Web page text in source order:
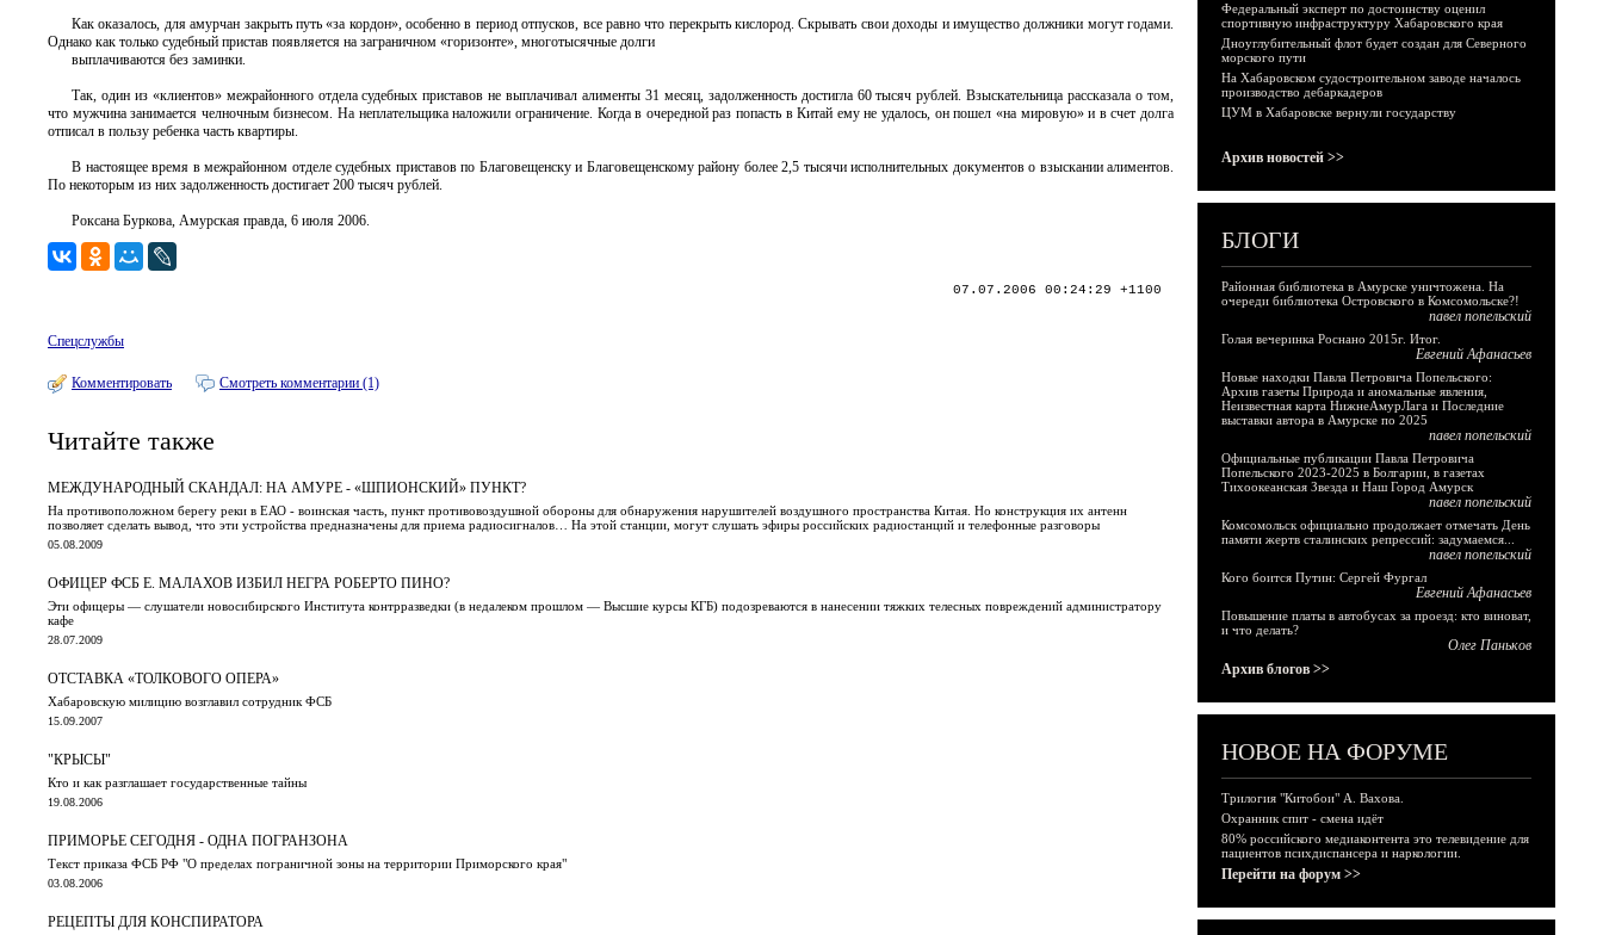
Как оказалось, для амурчан закрыть путь «за кордон», особенно в период отпусков, все равно что перекрыть кислород. Скрывать свои доходы и имущество должники могут годами.
Однако как только судебный пристав появляется на заграничном «горизонте», многотысячные долги
выплачиваются без заминки.
Так, один из «клиентов» межрайонного отдела судебных приставов не выплачивал алименты 31 месяц, задолженность достигла 60 тысяч рублей. Взыскательница рассказала о том,
что мужчина занимается челночным бизнесом. На неплательщика наложили ограничение. Когда в очередной раз попасть в Китай ему не удалось, он пошел «на мировую» и в счет долга
отписал в пользу ребенка часть квартиры.
В настоящее время в межрайонном отделе судебных приставов по Благовещенску и Благовещенскому району более 2,5 тысячи исполнительных документов о взыскании алиментов.
По некоторым из них задолженность достигает 200 тысяч рублей.
Роксана Буркова, Амурская правда, 6 июля 2006.
07.07.2006 00:24:29 +1100
Спецслужбы
Комментировать Смотреть комментарии (1)
Читайте также
МЕЖДУНАРОДНЫЙ СКАНДАЛ: НА АМУРЕ - «ШПИОНСКИЙ» ПУНКТ?
На противоположном берегу реки в ЕАО - воинская часть, пункт противовоздушной обороны для обнаружения нарушителей воздушного пространства Китая. Но конструкция их антенн
позволяет сделать вывод, что эти устройства предназначены для приема радиосигналов… На этой станции, могут слушать эфиры российских радиостанций и телефонные разговоры
05.08.2009
ОФИЦЕР ФСБ Е. МАЛАХОВ ИЗБИЛ НЕГРА РОБЕРТО ПИНО?
Эти офицеры — слушатели новосибирского Института контрразведки (в недалеком прошлом — Высшие курсы КГБ) подозреваются в нанесении тяжких телесных повреждений администратору
кафе
28.07.2009
ОТСТАВКА «ТОЛКОВОГО ОПЕРА»
Хабаровскую милицию возглавил сотрудник ФСБ
15.09.2007
"КРЫСЫ"
Кто и как разглашает государственные тайны
19.08.2006
ПРИМОРЬЕ СЕГОДНЯ - ОДНА ПОГРАНЗОНА
Текст приказа ФСБ РФ "О пределах пограничной зоны на территории Приморского края"
03.08.2006
РЕЦЕПТЫ ДЛЯ КОНСПИРАТОРА
Федеральный эксперт по достоинству оценил
спортивную инфраструктуру Хабаровского края
Дноуглубительный флот будет создан для Северного
морского пути
На Хабаровском судостроительном заводе началось
производство дебаркадеров
ЦУМ в Хабаровске вернули государству
Архив новостей >>
БЛОГИ
Районная библиотека в Амурске уничтожена. На
очереди библиотека Островского в Комсомольске?!
павел попельский
Голая вечеринка Роснано 2015г. Итог.
Евгений Афанасьев
Новые находки Павла Петровича Попельского:
Архив газеты Природа и аномальные явления,
Неизвестная карта НижнеАмурЛага и Последние
выставки автора в Амурске по 2025
павел попельский
Официальные публикации Павла Петровича
Попельского 2023-2025 в Болгарии, в газетах
Тихоокеанская Звезда и Наш Город Амурск
павел попельский
Комсомольск официально продолжает отмечать День
памяти жертв сталинских репрессий: задумаемся...
павел попельский
Кого боится Путин: Сергей Фургал
Евгений Афанасьев
Повышение платы в автобусах за проезд: кто виноват,
и что делать?
Олег Паньков
Архив блогов >>
НОВОЕ НА ФОРУМЕ
Трилогия "Китобои" А. Вахова.
Охранник спит - смена идёт
80% российского медиаконтента это телевидение для
пациентов психдиспансера и наркологии.
Перейти на форум >>